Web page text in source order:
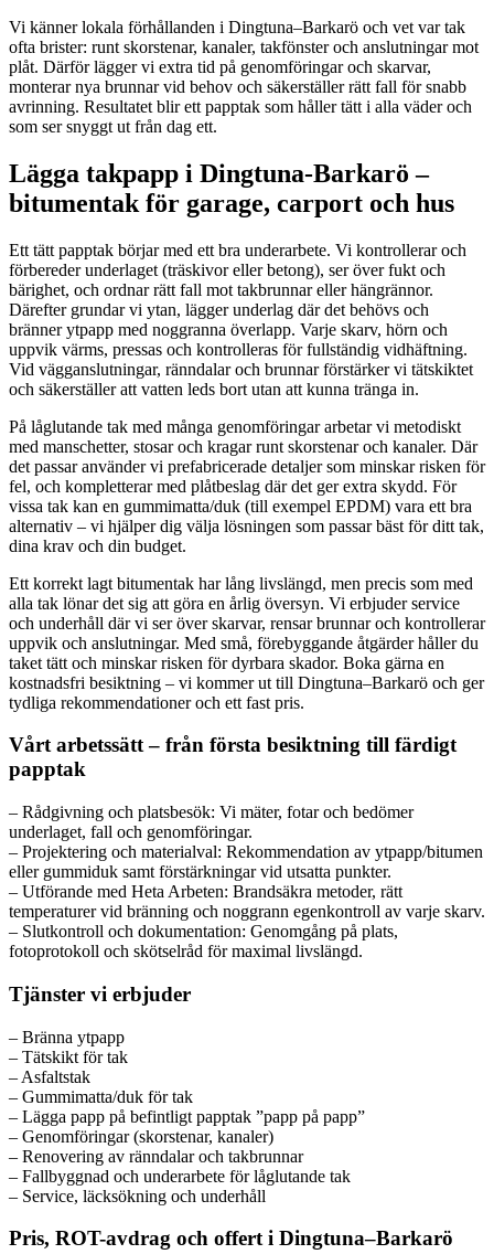
Vi känner lokala förhållanden i Dingtuna–Barkarö och vet var tak
ofta brister: runt skorstenar, kanaler, takfönster och anslutningar mot
plåt. Därför lägger vi extra tid på genomföringar och skarvar,
monterar nya brunnar vid behov och säkerställer rätt fall för snabb
avrinning. Resultatet blir ett papptak som håller tätt i alla väder och
som ser snyggt ut från dag ett.
Lägga takpapp i Dingtuna-Barkarö –
bitumentak för garage, carport och hus
Ett tätt papptak börjar med ett bra underarbete. Vi kontrollerar och
förbereder underlaget (träskivor eller betong), ser över fukt och
bärighet, och ordnar rätt fall mot takbrunnar eller hängrännor.
Därefter grundar vi ytan, lägger underlag där det behövs och
bränner ytpapp med noggranna överlapp. Varje skarv, hörn och
uppvik värms, pressas och kontrolleras för fullständig vidhäftning.
Vid vägganslutningar, ränndalar och brunnar förstärker vi tätskiktet
och säkerställer att vatten leds bort utan att kunna tränga in.
På låglutande tak med många genomföringar arbetar vi metodiskt
med manschetter, stosar och kragar runt skorstenar och kanaler. Där
det passar använder vi prefabricerade detaljer som minskar risken för
fel, och kompletterar med plåtbeslag där det ger extra skydd. För
vissa tak kan en gummimatta/duk (till exempel EPDM) vara ett bra
alternativ – vi hjälper dig välja lösningen som passar bäst för ditt tak,
dina krav och din budget.
Ett korrekt lagt bitumentak har lång livslängd, men precis som med
alla tak lönar det sig att göra en årlig översyn. Vi erbjuder service
och underhåll där vi ser över skarvar, rensar brunnar och kontrollerar
uppvik och anslutningar. Med små, förebyggande åtgärder håller du
taket tätt och minskar risken för dyrbara skador. Boka gärna en
kostnadsfri besiktning – vi kommer ut till Dingtuna–Barkarö och ger
tydliga rekommendationer och ett fast pris.
Vårt arbetssätt – från första besiktning till färdigt
papptak
– Rådgivning och platsbesök: Vi mäter, fotar och bedömer
underlaget, fall och genomföringar.
– Projektering och materialval: Rekommendation av ytpapp/bitumen
eller gummiduk samt förstärkningar vid utsatta punkter.
– Utförande med Heta Arbeten: Brandsäkra metoder, rätt
temperaturer vid bränning och noggrann egenkontroll av varje skarv.
– Slutkontroll och dokumentation: Genomgång på plats,
fotoprotokoll och skötselråd för maximal livslängd.
Tjänster vi erbjuder
– Bränna ytpapp
– Tätskikt för tak
– Asfaltstak
– Gummimatta/duk för tak
– Lägga papp på befintligt papptak ”papp på papp”
– Genomföringar (skorstenar, kanaler)
– Renovering av ränndalar och takbrunnar
– Fallbyggnad och underarbete för låglutande tak
– Service, läcksökning och underhåll
Pris, ROT-avdrag och offert i Dingtuna–Barkarö